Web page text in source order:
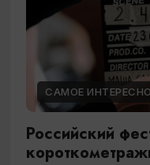
САМОЕ
Российский